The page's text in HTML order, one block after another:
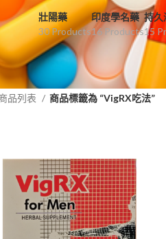
壯陽藥
30 Products
印度學名藥
16 Products
持久
15
品列表 商品標籤為 “VigRX吃法”